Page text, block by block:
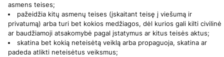
asmens teises;
pažeidžia kitų asmenų teises (įskaitant teisę į viešumą ir
privatumą) arba turi bet kokios medžiagos, dėl kurios gali kilti civilinė
ar baudžiamoji atsakomybė pagal įstatymus ar kitus teisės aktus;
skatina bet kokią neteisėtą veiklą arba propaguoja, skatina ar
padeda atlikti neteisėtus veiksmus;